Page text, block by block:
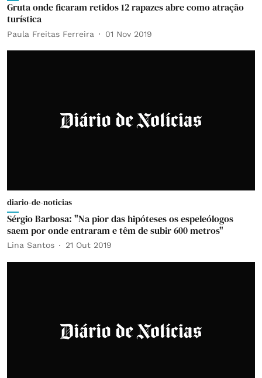
Gruta onde ficaram retidos 12 rapazes abre como atração
turística
Paula Freitas Ferreira 01 Nov 2019
diario-de-noticias
Sérgio Barbosa: "Na pior das hipóteses os espeleólogos
saem por onde entraram e têm de subir 600 metros"
Lina Santos 21 Out 2019